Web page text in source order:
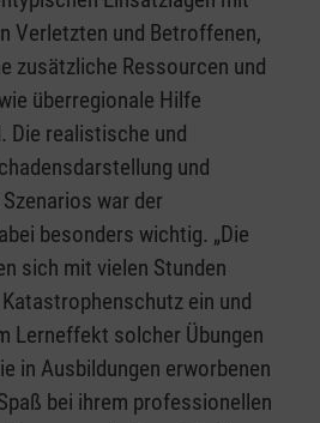
Verletzten und Betroffenen,
zusätzliche Ressourcen und
überregionale Hilfe
Die realistische und
und
war der
besonders wichtig. „Die
sich mit vielen Stunden
ein und
Lerneffekt solcher Übungen
in Ausbildungen erworbenen
bei ihrem professionellen